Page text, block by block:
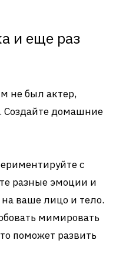
и еще раз
не был актер,
Создайте домашние
с
разные эмоции и
ваше лицо и тело.
мимировать
поможет развить